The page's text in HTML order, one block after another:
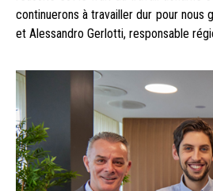
continuerons à travailler dur pour nous
et Alessandro Gerlotti, responsable